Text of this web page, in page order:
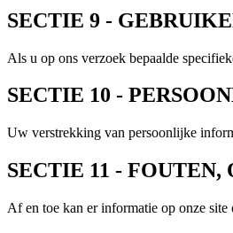
SECTIE 9 -
Als u op ons verzoek bepaalde
SECTIE 10 -
Uw verstrekking van persoonlijke
SECTIE 11 -
Af en toe kan er informatie op onze